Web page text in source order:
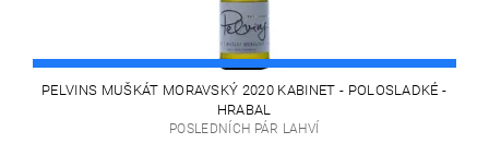
PELVINS MUŠKÁT MORAVSKÝ 2020 KABINET - POLOSLADKÉ -
HRABAL
POSLEDNÍCH PÁR LAHVÍ